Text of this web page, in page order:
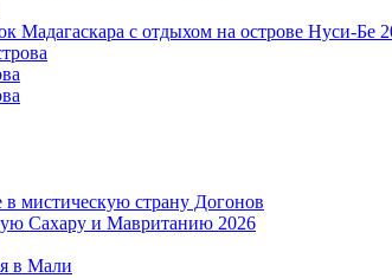
Мадагаскара с отдыхом на острове Нуси-Бе
мистическую страну Догонов
Сахару и Мавританию 2026
в Мали